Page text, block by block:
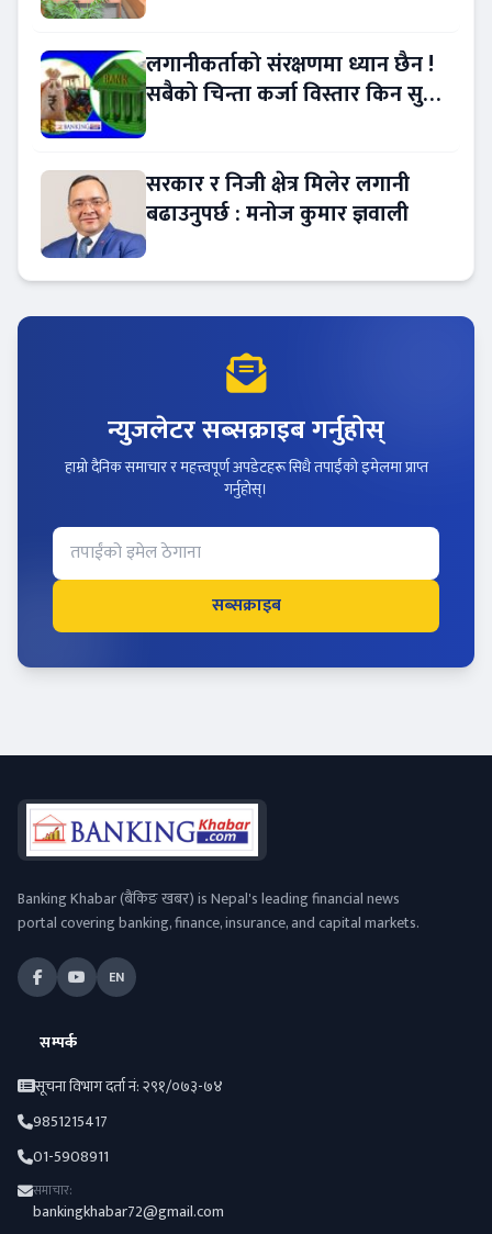
लगानीकर्ताको संरक्षणमा ध्यान छैन !
सबैको चिन्ता कर्जा विस्तार किन सुस्त
सरकार र निजी क्षेत्र मिलेर लगानी
बढाउनुपर्छ : मनोज कुमार ज्ञवाली
न्युजलेटर सब्सक्राइब गर्नुहोस्
हाम्रो दैनिक समाचार र महत्त्वपूर्ण अपडेटहरू सिधै तपाईंको इमेलमा प्राप्त
गर्नुहोस्।
सब्सक्राइब
Banking Khabar (बैंकिङ खबर) is Nepal's leading financial news
portal covering banking, finance, insurance, and capital markets.
EN
सम्पर्क
सूचना विभाग दर्ता नं: २९१/०७३-७४
9851215417
01-5908911
समाचार:
bankingkhabar72@gmail.com